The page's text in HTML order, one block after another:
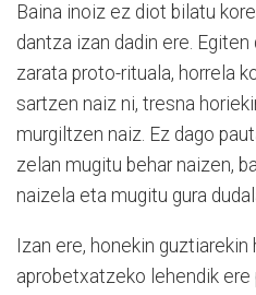
Baina inoiz ez diot bilatu
dantza izan dadin ere.
zarata proto-rituala, horrela
sartzen naiz ni, tresna
murgiltzen naiz. Ez dago
zelan mugitu behar naizen,
naizela eta mugitu gura
Izan ere, honekin
aprobetxatzeko lehendik